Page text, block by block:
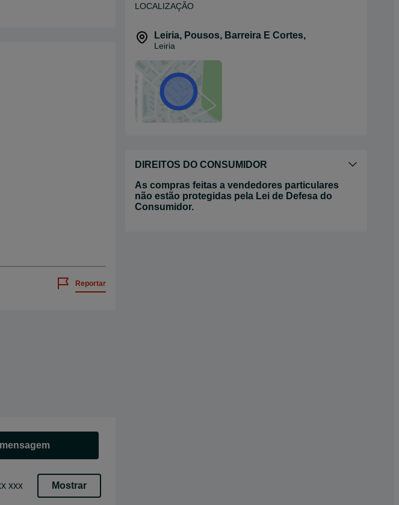
Reportar
xxx Mostrar
LOCALIZAÇÃO
Leiria, Pousos, Barreira E Cortes,
Leiria
DIREITOS DO CONSUMIDOR
As compras feitas a vendedores particulares
não estão protegidas pela Lei de Defesa do
Consumidor.